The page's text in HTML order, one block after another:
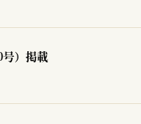
）掲載